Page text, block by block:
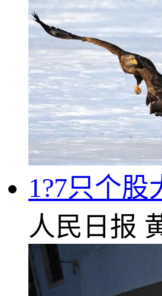
1?7只个股
人民日报